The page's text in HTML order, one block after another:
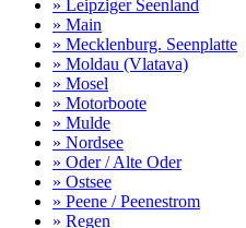
» Leipziger Seenland
» Main
» Mecklenburg. Seenplatte
» Moldau (Vlatava)
» Mosel
» Motorboote
» Mulde
» Nordsee
» Oder / Alte Oder
» Ostsee
» Peene / Peenestrom
» Regen